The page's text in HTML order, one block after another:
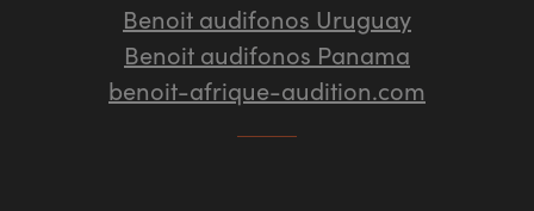
Benoit audifonos Uruguay
Benoit audifonos Panama
benoit-afrique-audition.com